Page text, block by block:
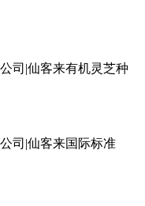
司|仙客来有机灵芝种
司|仙客来国际标准